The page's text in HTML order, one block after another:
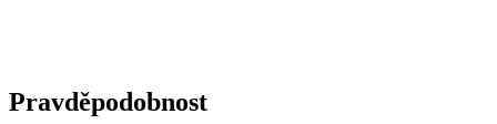
Pravděpodobnost